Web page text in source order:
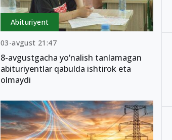
Abituriyent
03-avgust 21:47
8-avgustgacha yo‘nalish tanlamagan
abituriyentlar qabulda ishtirok eta
olmaydi